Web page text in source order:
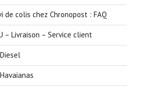
de colis chez Chronopost : FAQ
– Livraison – Service client